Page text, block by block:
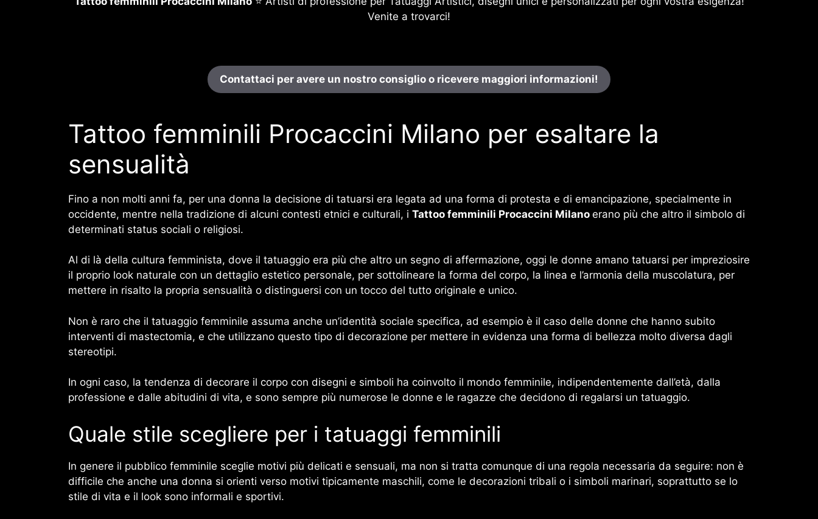
Venite a trovarci!
Contattaci per avere un nostro consiglio o ricevere maggiori informazioni!
Tattoo femminili Procaccini Milano per esaltare la
sensualità
Fino a non molti anni fa, per una donna la decisione di tatuarsi era legata ad una forma di protesta e di emancipazione, specialmente in
occidente, mentre nella tradizione di alcuni contesti etnici e culturali, i Tattoo femminili Procaccini Milano erano più che altro il simbolo di
determinati status sociali o religiosi.
Al di là della cultura femminista, dove il tatuaggio era più che altro un segno di affermazione, oggi le donne amano tatuarsi per impreziosire
il proprio look naturale con un dettaglio estetico personale, per sottolineare la forma del corpo, la linea e l’armonia della muscolatura, per
mettere in risalto la propria sensualità o distinguersi con un tocco del tutto originale e unico.
Non è raro che il tatuaggio femminile assuma anche un’identità sociale specifica, ad esempio è il caso delle donne che hanno subito
interventi di mastectomia, e che utilizzano questo tipo di decorazione per mettere in evidenza una forma di bellezza molto diversa dagli
stereotipi.
In ogni caso, la tendenza di decorare il corpo con disegni e simboli ha coinvolto il mondo femminile, indipendentemente dall’età, dalla
professione e dalle abitudini di vita, e sono sempre più numerose le donne e le ragazze che decidono di regalarsi un tatuaggio.
Quale stile scegliere per i tatuaggi femminili
In genere il pubblico femminile sceglie motivi più delicati e sensuali, ma non si tratta comunque di una regola necessaria da seguire: non è
difficile che anche una donna si orienti verso motivi tipicamente maschili, come le decorazioni tribali o i simboli marinari, soprattutto se lo
stile di vita e il look sono informali e sportivi.